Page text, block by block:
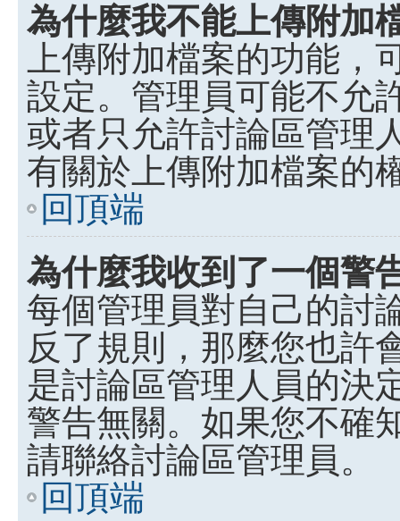
為什麼我不能上傳附加
上傳附加檔案的功能
設定。管理員可能不允
或者只允許討論區管理
有關於上傳附加檔案的
回頂端
為什麼我收到了一個警
每個管理員對自己的討
反了規則，那麼您也許
是討論區管理人員的決
警告無關。如果您不確
請聯絡討論區管理員。
回頂端